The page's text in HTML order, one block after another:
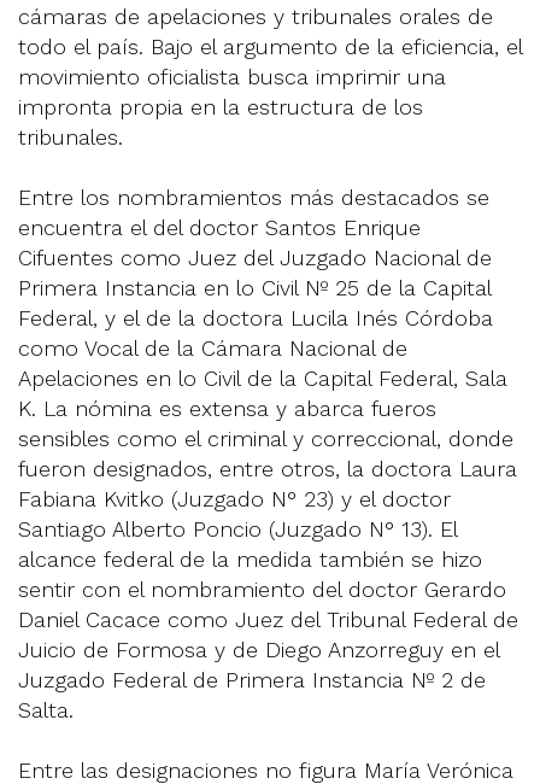
cámaras de apelaciones y tribunales orales de
todo el país. Bajo el argumento de la eficiencia, el
movimiento oficialista busca imprimir una
impronta propia en la estructura de los
tribunales.
Entre los nombramientos más destacados se
encuentra el del doctor Santos Enrique
Cifuentes como Juez del Juzgado Nacional de
Primera Instancia en lo Civil Nº 25 de la Capital
Federal, y el de la doctora Lucila Inés Córdoba
como Vocal de la Cámara Nacional de
Apelaciones en lo Civil de la Capital Federal, Sala
K. La nómina es extensa y abarca fueros
sensibles como el criminal y correccional, donde
fueron designados, entre otros, la doctora Laura
Fabiana Kvitko (Juzgado N° 23) y el doctor
Santiago Alberto Poncio (Juzgado N° 13). El
alcance federal de la medida también se hizo
sentir con el nombramiento del doctor Gerardo
Daniel Cacace como Juez del Tribunal Federal de
Juicio de Formosa y de Diego Anzorreguy en el
Juzgado Federal de Primera Instancia Nº 2 de
Salta.
Entre las designaciones no figura María Verónica